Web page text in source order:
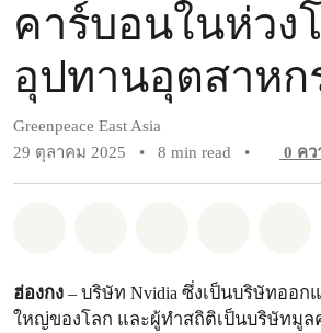
คาร์บอนในห่วง
อุปทานอุตสาหก
Greenpeace East Asia
29 ตุลาคม 2025
• 8 min read • 0 คว
ฮ่องกง – บริษัท Nvidia ซึ่งเป็นบริษัทออก
ใหญ่ของโลก และผู้ทำสถิติเป็นบริษัทมูล